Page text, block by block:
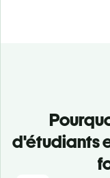
d'étudiants